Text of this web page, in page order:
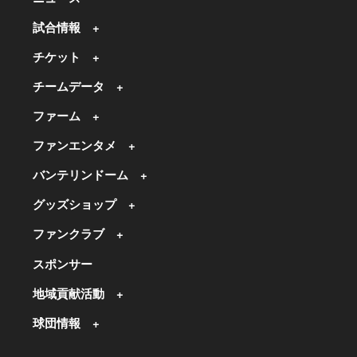
試合情報
チケット
チームデータ
ファーム
ファンエンタメ
バンテリンドーム
グッズショップ
ファンクラブ
スポンサー
地域貢献活動
球団情報